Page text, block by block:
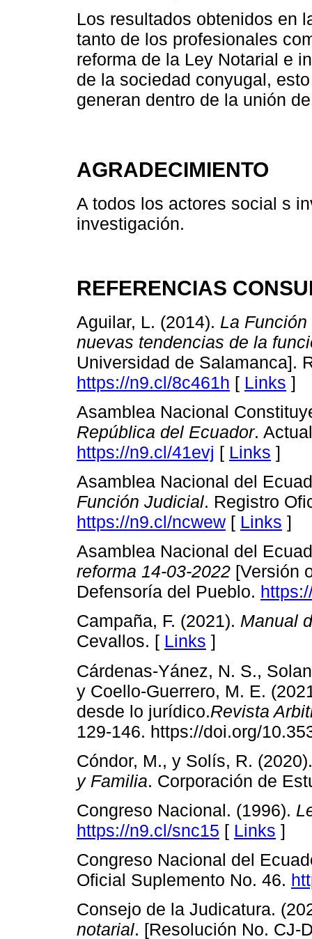
Los resultados obtenidos en
tanto de los profesionales
reforma de la Ley Notarial e
de la sociedad conyugal,
generan dentro de la unión
AGRADECIMIENTO
A todos los actores social s
investigación.
REFERENCIAS
Aguilar, L. (2014). La
nuevas tendencias de la
Universidad de Salamanca].
https://n9.cl/8c461h [ Links ]
Asamblea Nacional
República del Ecuador.
https://n9.cl/41evj [ Links ]
Asamblea Nacional del
Función Judicial. Registro
https://n9.cl/ncwew [ Links ]
Asamblea Nacional del
reforma 14-03-2022 [Versión
Defensoría del Pueblo.
Campaña, F. (2021). Manual
Cevallos. [ Links ]
Cárdenas-Yánez, N. S.,
y Coello-Guerrero, M. E.
desde lo jurídico.Revista
129-146. https://doi.org/
Cóndor, M., y Solís, R.
y Familia. Corporación de
Congreso Nacional. (1996).
https://n9.cl/snc15 [ Links ]
Congreso Nacional del
Oficial Suplemento No. 46.
Consejo de la Judicatura.
notarial. [Resolución No. CJ-